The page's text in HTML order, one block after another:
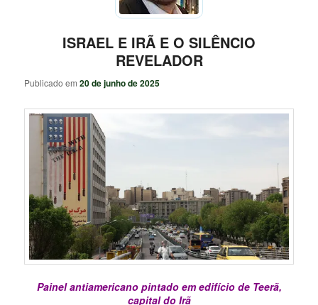
ISRAEL E IRÃ E O SILÊNCIO
REVELADOR
Publicado em20 de junho de 2025
Painel antiamericano pintado em edifício de Teerã,
capital do Irã